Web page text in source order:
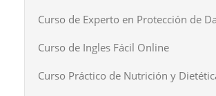
Curso de Experto en Protección de
Curso de Ingles Fácil Online
Curso Práctico de Nutrición y